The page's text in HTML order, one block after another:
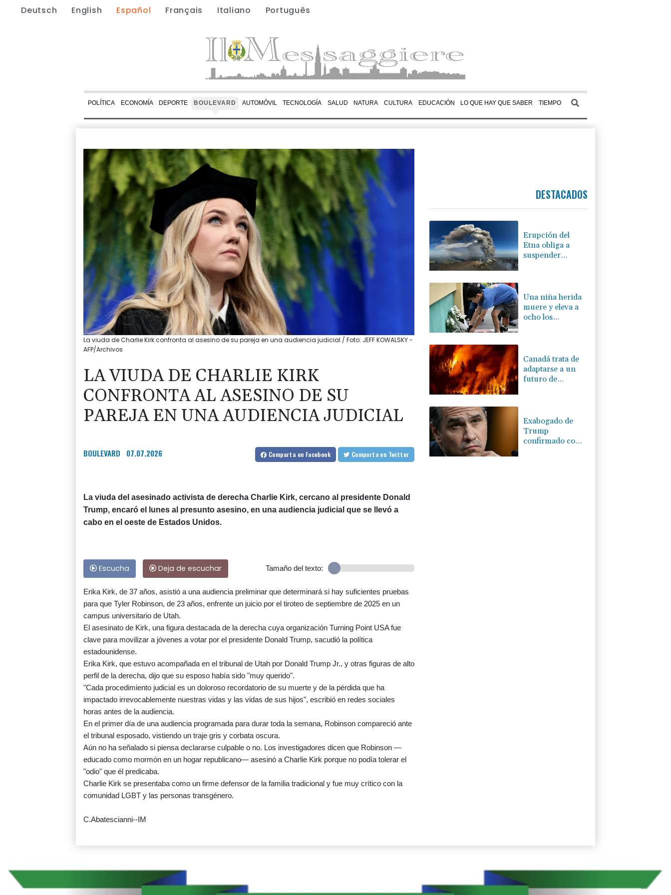
Deutsch English Español Français Italiano Português
POLÍTICA ECONOMÍA DEPORTE BOULEVARD AUTOMÓVIL TECNOLOGÍA SALUD NATURA CULTURA EDUCACIÓN LO QUE HAY QUE SABER TIEMPO
La viuda de Charlie Kirk confronta al asesino de su pareja en una audiencia judicial / Foto: JEFF KOWALSKY -
AFP/Archivos
LA VIUDA DE CHARLIE KIRK
CONFRONTA AL ASESINO DE SU
PAREJA EN UNA AUDIENCIA JUDICIAL
BOULEVARD 07.07.2026 Comparta en Facebook Comparta en Twitter
La viuda del asesinado activista de derecha Charlie Kirk, cercano al presidente Donald
Trump, encaró el lunes al presunto asesino, en una audiencia judicial que se llevó a
cabo en el oeste de Estados Unidos.
Escucha Deja de escuchar Tamaño del texto:
Erika Kirk, de 37 años, asistió a una audiencia preliminar que determinará si hay suficientes pruebas
para que Tyler Robinson, de 23 años, enfrente un juicio por el tiroteo de septiembre de 2025 en un
campus universitario de Utah.
El asesinato de Kirk, una figura destacada de la derecha cuya organización Turning Point USA fue
clave para movilizar a jóvenes a votar por el presidente Donald Trump, sacudió la política
estadounidense.
Erika Kirk, que estuvo acompañada en el tribunal de Utah por Donald Trump Jr., y otras figuras de alto
perfil de la derecha, dijo que su esposo había sido "muy querido".
"Cada procedimiento judicial es un doloroso recordatorio de su muerte y de la pérdida que ha
impactado irrevocablemente nuestras vidas y las vidas de sus hijos", escribió en redes sociales
horas antes de la audiencia.
En el primer día de una audiencia programada para durar toda la semana, Robinson compareció ante
el tribunal esposado, vistiendo un traje gris y corbata oscura.
Aún no ha señalado si piensa declararse culpable o no. Los investigadores dicen que Robinson —
educado como mormón en un hogar republicano— asesinó a Charlie Kirk porque no podía tolerar el
"odio" que él predicaba.
Charlie Kirk se presentaba como un firme defensor de la familia tradicional y fue muy crítico con la
comunidad LGBT y las personas transgénero.
C.Abatescianni--IM
DESTACADOS
Erupción del
Etna obliga a
suspender
Una niña herida
muere y eleva a
ocho los
Canadá trata de
adaptarse a un
futuro de
Exabogado de
Trump
confirmado como